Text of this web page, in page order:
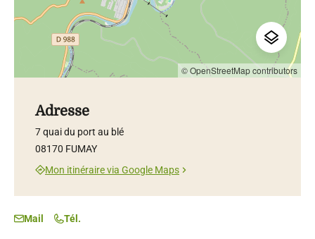
© OpenStreetMap contributors
Adresse
7 quai du port au blé
08170 FUMAY
Mon itinéraire via Google Maps
Mail Tél.